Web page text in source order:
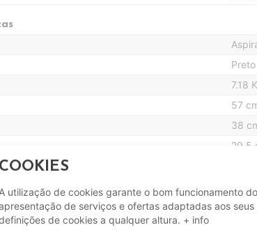
Preto
7.18
57
38
29.5
Sim
COOKIES
A utilização de cookies garante o bom funcionamento
de serviços e ofertas adaptadas aos
de cookies a qualquer altura. + info